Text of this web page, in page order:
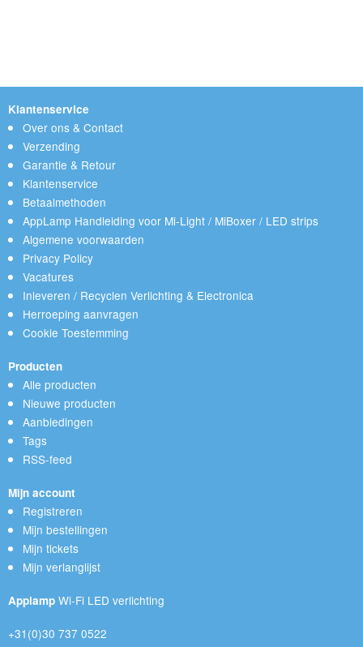
Klantenservice
Over ons & Contact
Verzending
Garantie & Retour
Klantenservice
Betaalmethoden
AppLamp Handleiding voor Mi-Light / MiBoxer / LED strips
Algemene voorwaarden
Privacy Policy
Vacatures
Inleveren / Recyclen Verlichting & Electronica
Herroeping aanvragen
Cookie Toestemming
Producten
Alle producten
Nieuwe producten
Aanbiedingen
Tags
RSS-feed
Mijn account
Registreren
Mijn bestellingen
Mijn tickets
Mijn verlanglijst
Applamp Wi-Fi LED verlichting
+31(0)30 737 0522